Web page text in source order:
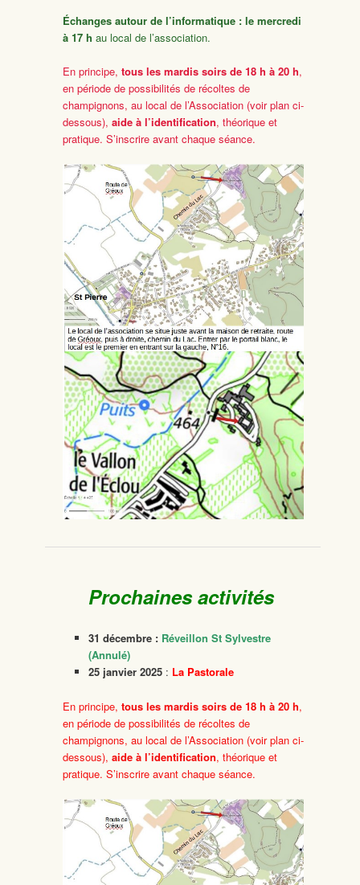
Échanges autour de l’informatique : le mercredi
à 17 h au local de l’association.
En principe, tous les mardis soirs de 18 h à 20 h,
en période de possibilités de récoltes de
champignons, au local de l’Association (voir plan ci-
dessous), aide à l’identification, théorique et
pratique. S’inscrire avant chaque séance.
Prochaines activités
31 décembre : Réveillon St Sylvestre
(Annulé)
25 janvier 2025 : La Pastorale
En principe, tous les mardis soirs de 18 h à 20 h,
en période de possibilités de récoltes de
champignons, au local de l’Association (voir plan ci-
dessous), aide à l’identification, théorique et
pratique. S’inscrire avant chaque séance.